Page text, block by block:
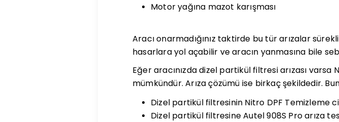
Motor yağına mazot karışması
Aracı onarmadığınız taktirde bu tür arızalar
hasarlara yol açabilir ve aracın yanmasına bile
Eğer aracınızda dizel partikül filtresi arızası varsa
mümkündür. Arıza çözümü ise birkaç şekildedir.
Dizel partikül filtresinin Nitro DPF Temizleme
Dizel partikül filtresine Autel 908S Pro arıza